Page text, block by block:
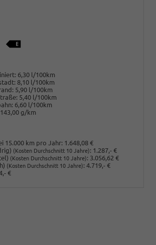
6,30 l/100km
8,10 l/100km
5,90 l/100km
5,40 l/100km
6,60 l/100km
143,00 g/km
15.000 km pro Jahr: 1.648,08 €
(Kosten Durchschnitt 10 Jahre): 1.287,- €
(Kosten Durchschnitt 10 Jahre): 3.056,62 €
(Kosten Durchschnitt 10 Jahre): 4.719,- €
€